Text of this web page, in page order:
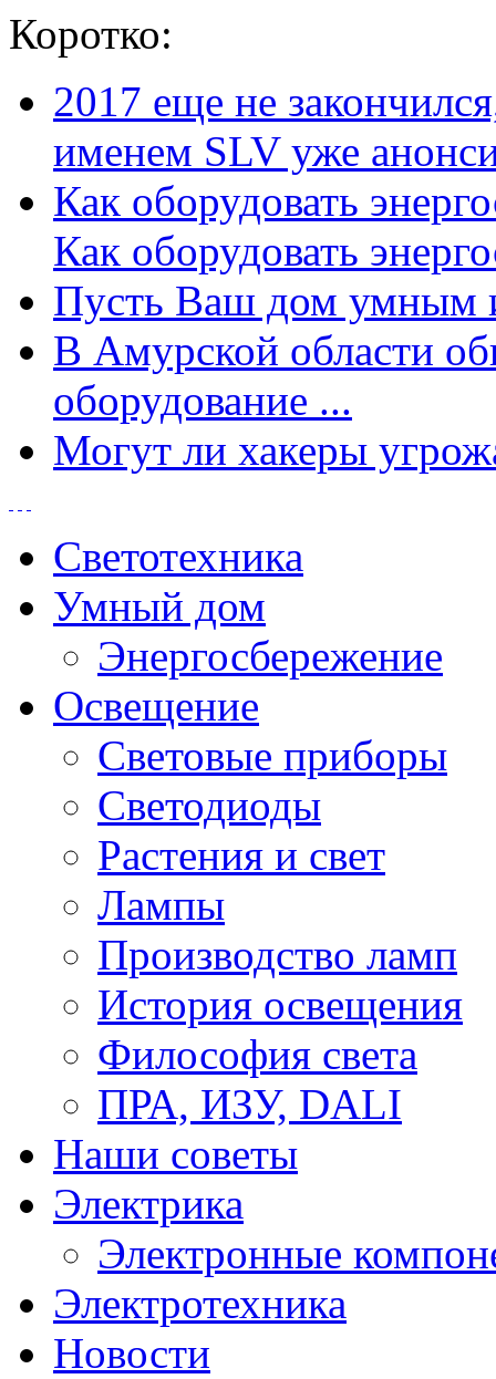
Коротко:
2017 еще не
именем SLV уже
Как оборудовать
Как оборудовать
Пусть Ваш дом умным
В Амурской области
оборудование ...
Могут ли хакеры
Светотехника
Умный дом
Энергосбережение
Освещение
Световые приборы
Светодиоды
Растения и свет
Лампы
Производство ламп
История освещения
Философия света
ПРА, ИЗУ, DALI
Наши советы
Электрика
Электронные
Электротехника
Новости